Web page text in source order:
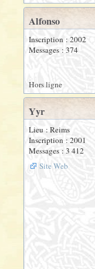
Alfonso
Inscription : 2002
Messages : 374
Hors ligne
Yyr
Lieu : Reims
Inscription : 2001
Messages : 3 412
Site Web